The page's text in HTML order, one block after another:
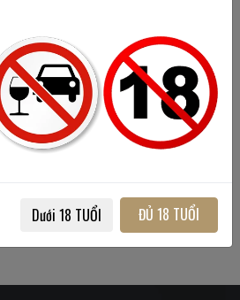
Don Papa Rum
700 ml /40%
Dưới 18 TUỔI ĐỦ 18 TUỔI